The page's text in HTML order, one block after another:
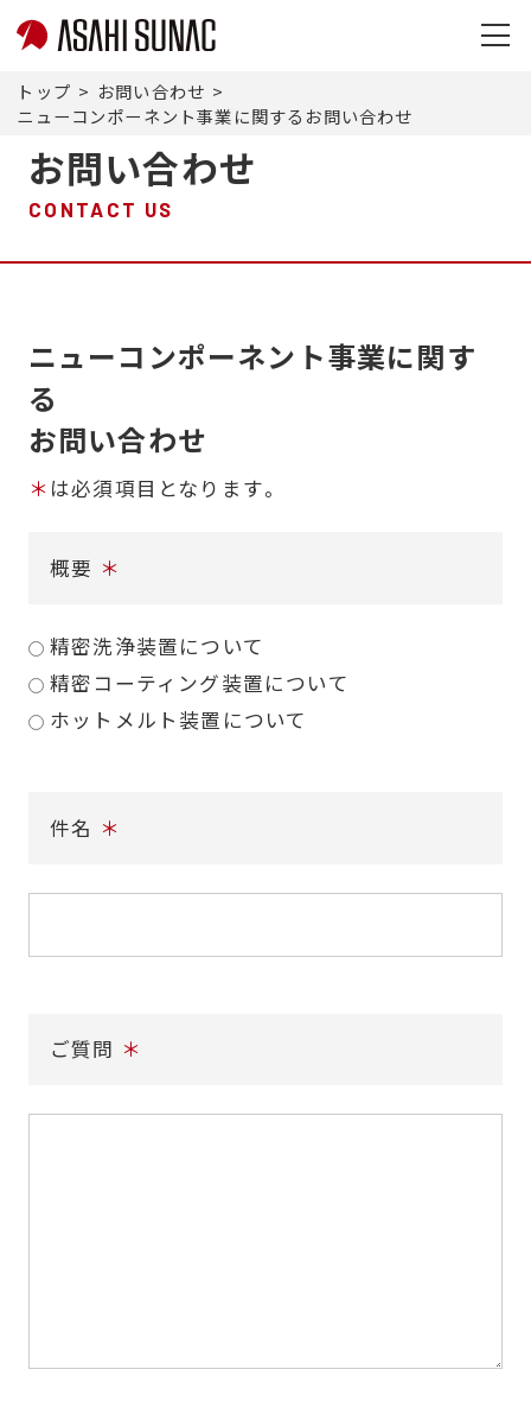
トップ
お問い合わせ
ニューコンポーネント事業に関するお問い合わせ
お問い合わせ
CONTACT US
ニューコンポーネント事業に関す
る
お問い合わせ
＊ は必須項目となります。
概要 ＊
精密洗浄装置について
精密コーティング装置について
ホットメルト装置について
件名 ＊
ご質問 ＊
旭
会